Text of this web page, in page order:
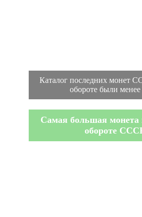
Каталог последних монет
обороте были менее
Самая большая монета
обороте